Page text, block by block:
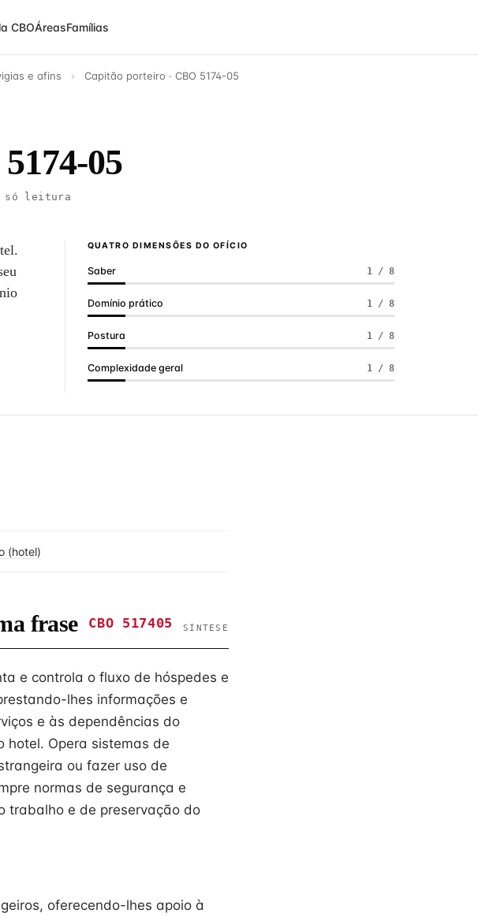
CBOÁreasFamílias
e afins › Capitão porteiro · CBO 5174-05
05
só leitura
QUATRO DIMENSÕES DO OFÍCIO
Saber 1 / 8
Domínio prático 1 / 8
Postura 1 / 8
Complexidade geral 1 / 8
(hotel)
frase CBO 517405 SÍNTESE
e controla o fluxo de hóspedes e
lhes informações e
e às dependências do
hotel. Opera sistemas de
ou fazer uso de
normas de segurança e
trabalho e de preservação do
oferecendo-lhes apoio à